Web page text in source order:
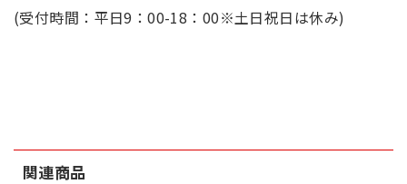
(受付時間：平日9：00-18：00※土日祝日は休み)
関連商品